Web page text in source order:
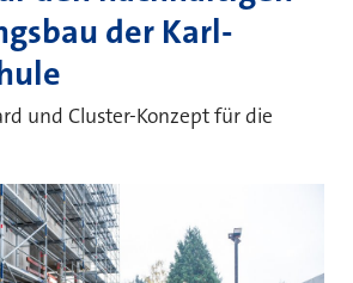
der Karl-
und Cluster-Konzept für die